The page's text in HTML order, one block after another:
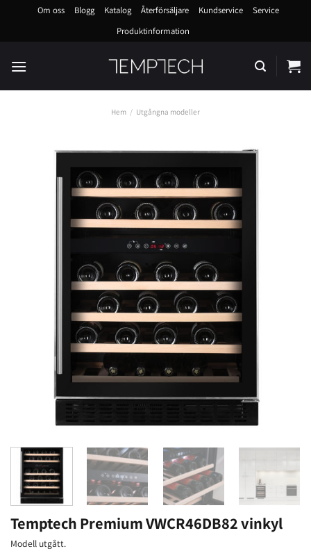
Om oss Blogg Katalog Återförsäljare Kundservice
Service
Produktinformation
Hem / Utgångna modeller
Temptech Premium VWCR46DB82 vinkyl
Modell utgått.